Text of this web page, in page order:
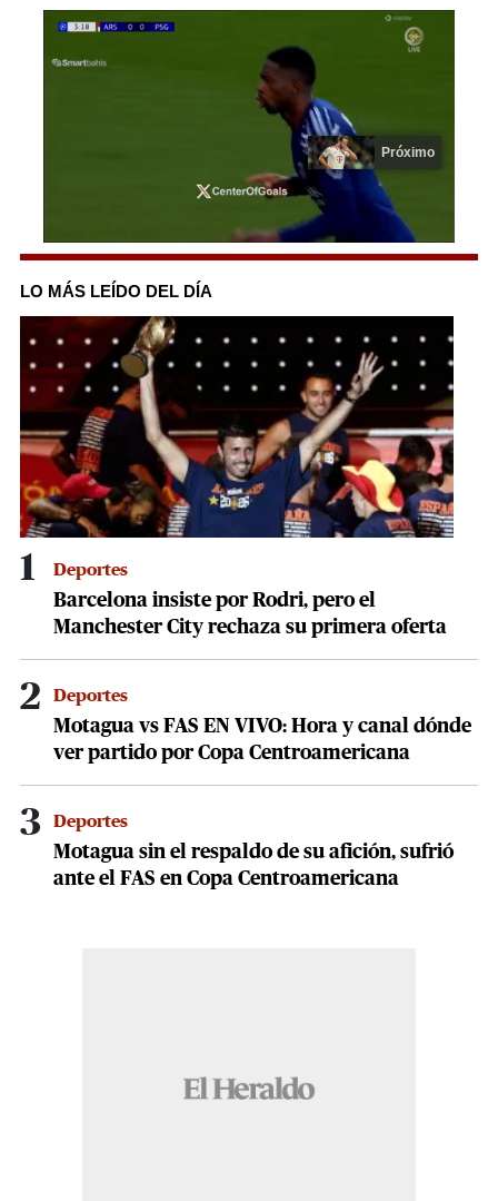
0
of
15
seconds
Próximo
LO MÁS LEÍDO DEL DÍA
1 Deportes
Barcelona insiste por Rodri, pero el
Manchester City rechaza su primera oferta
2 Deportes
Motagua vs FAS EN VIVO: Hora y canal dónde
ver partido por Copa Centroamericana
3 Deportes
Motagua sin el respaldo de su afición, sufrió
ante el FAS en Copa Centroamericana